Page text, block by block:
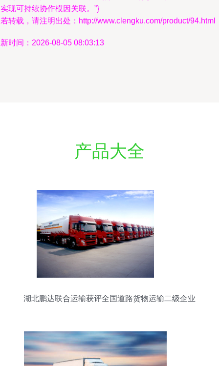
现可持续协作模因关联。”}
转载，请注明出处：http://www.clengku.com/product/94.html
时间：2026-08-05 08:03:13
产品大全
湖北鹏达联合运输获评全国道路货物运输二级企业